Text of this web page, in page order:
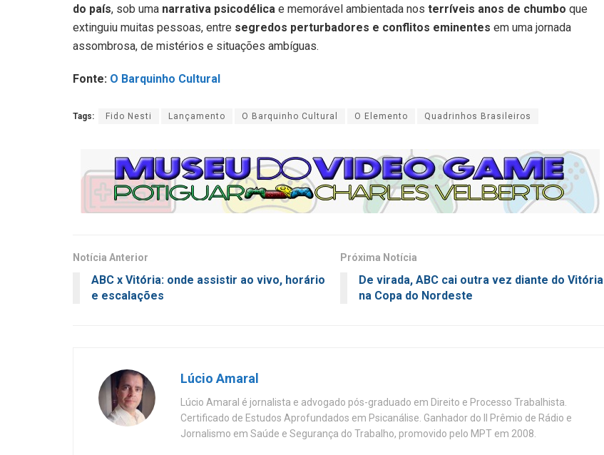
do país, sob uma narrativa psicodélica e memorável ambientada nos terríveis anos de chumbo que
extinguiu muitas pessoas, entre segredos perturbadores e conflitos eminentes em uma jornada
assombrosa, de mistérios e situações ambíguas.
Fonte: O Barquinho Cultural
Tags: Fido Nesti Lançamento O Barquinho Cultural O Elemento Quadrinhos Brasileiros
Notícia Anterior
ABC x Vitória: onde assistir ao vivo, horário
e escalações
Próxima Notícia
De virada, ABC cai outra vez diante do Vitória
na Copa do Nordeste
Lúcio Amaral
Lúcio Amaral é jornalista e advogado pós-graduado em Direito e Processo Trabalhista.
Certificado de Estudos Aprofundados em Psicanálise. Ganhador do II Prêmio de Rádio e
Jornalismo em Saúde e Segurança do Trabalho, promovido pelo MPT em 2008.